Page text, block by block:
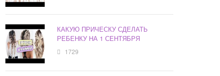
КАКУЮ ПРИЧЕСКУ СДЕЛАТЬ
РЕБЕНКУ НА 1 СЕНТЯБРЯ
1729